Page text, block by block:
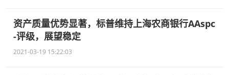
资产质量优势显著，标普维持上海农商银行AAspc
-评级，展望稳定
2021-03-19 15:22:03